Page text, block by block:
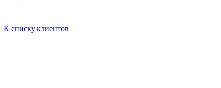
К списку клиентов